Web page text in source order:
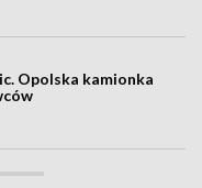
Opolska kamionka